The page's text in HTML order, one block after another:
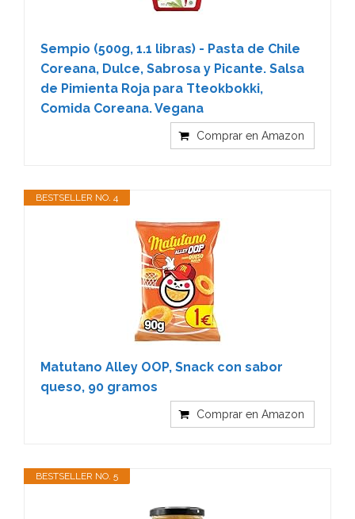
Sempio (500g, 1.1 libras) - Pasta de Chile
Coreana, Dulce, Sabrosa y Picante. Salsa
de Pimienta Roja para Tteokbokki,
Comida Coreana. Vegana
Comprar en Amazon
BESTSELLER NO. 4
Matutano Alley OOP, Snack con sabor
queso, 90 gramos
Comprar en Amazon
BESTSELLER NO. 5